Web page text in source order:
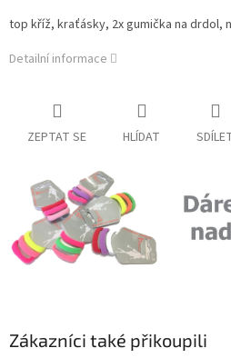
top kříž, kraťásky, 2x gumička na drdol,
Detailní informace
ZEPTAT SE HLÍDAT
Zákazníci také přikoupili